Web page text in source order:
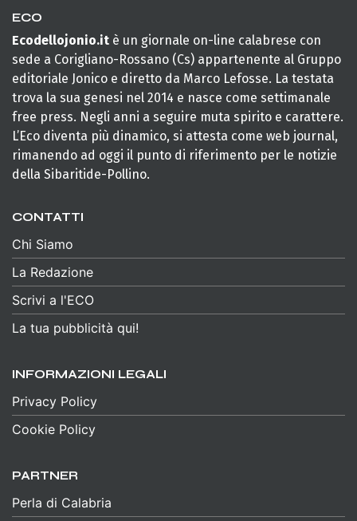
ECO
Ecodellojonio.it è un giornale on-line calabrese con
sede a Corigliano-Rossano (Cs) appartenente al Gruppo
editoriale Jonico e diretto da Marco Lefosse. La testata
trova la sua genesi nel 2014 e nasce come settimanale
free press. Negli anni a seguire muta spirito e carattere.
L’Eco diventa più dinamico, si attesta come web journal,
rimanendo ad oggi il punto di riferimento per le notizie
della Sibaritide-Pollino.
CONTATTI
Chi Siamo
La Redazione
Scrivi a l'ECO
La tua pubblicità qui!
INFORMAZIONI LEGALI
Privacy Policy
Cookie Policy
PARTNER
Perla di Calabria